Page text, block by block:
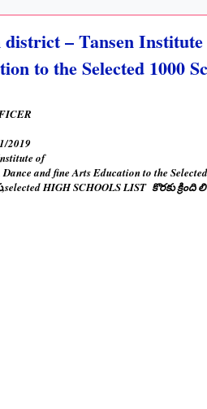
district – Tansen
to the Selected 1000
2019
of
and fine Arts Education to the
HIGH SCHOOLS LIST కొరకు క్రింది